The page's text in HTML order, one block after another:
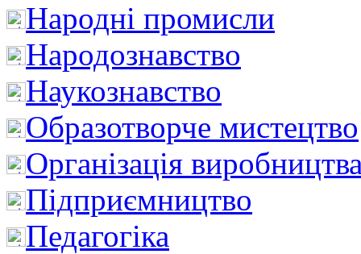
Народні промисли
Народознавство
Наукознавство
Образотворче мистецтво
Організація
Підприємництво
Педагогіка